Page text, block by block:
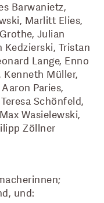
Barwanietz,
Marlitt Elies,
Julian
Tristan
Lange, Enno
Kenneth Müller,
Paries,
Schönfeld,
Wasielewski,
Zöllner
und: